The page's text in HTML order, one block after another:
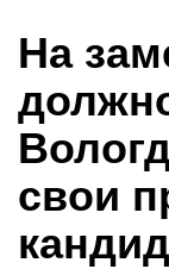
На
свои